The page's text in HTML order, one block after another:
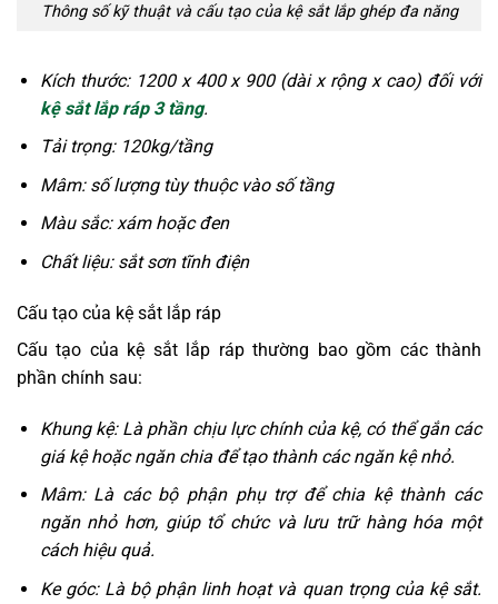
Thông số kỹ thuật và cấu tạo của kệ sắt lắp ghép đa năng
Kích thước: 1200 x 400 x 900 (dài x rộng x cao) đối với
kệ sắt lắp ráp 3 tầng.
Tải trọng: 120kg/tầng
Mâm: số lượng tùy thuộc vào số tầng
Màu sắc: xám hoặc đen
Chất liệu: sắt sơn tĩnh điện
Cấu tạo của kệ sắt lắp ráp
Cấu tạo của kệ sắt lắp ráp thường bao gồm các thành
phần chính sau:
Khung kệ: Là phần chịu lực chính của kệ, có thể gắn các
giá kệ hoặc ngăn chia để tạo thành các ngăn kệ nhỏ.
Mâm: Là các bộ phận phụ trợ để chia kệ thành các
ngăn nhỏ hơn, giúp tổ chức và lưu trữ hàng hóa một
cách hiệu quả.
Ke góc: Là bộ phận linh hoạt và quan trọng của kệ sắt.